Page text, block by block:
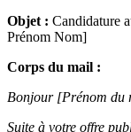
Objet : Candidature
Prénom Nom]
Corps du mail :
Bonjour [Prénom du
Suite à votre offre